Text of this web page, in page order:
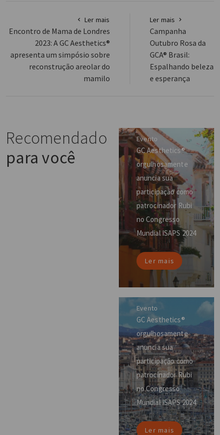
Ler mais
Encontro de Mama de Londres
2023: A GC Aesthetics®
apresenta um simpósio sobre
reconstrução areolar do
mamilo
Ler mais
Campanha
Outubro Rosa da
GCA® Brasil:
Espalhando beleza
e esperança
Recomendado
para você
Evento
GC Aesthetics®
orgulhosamente
anuncia sua
participação como
patrocinador Rubi
no Congresso
Mundial ISAPS 2024
Ler mais
Evento
GC Aesthetics®
orgulhosamente
anuncia sua
participação como
patrocinador Rubi
no Congresso
Mundial ISAPS 2024
Ler mais